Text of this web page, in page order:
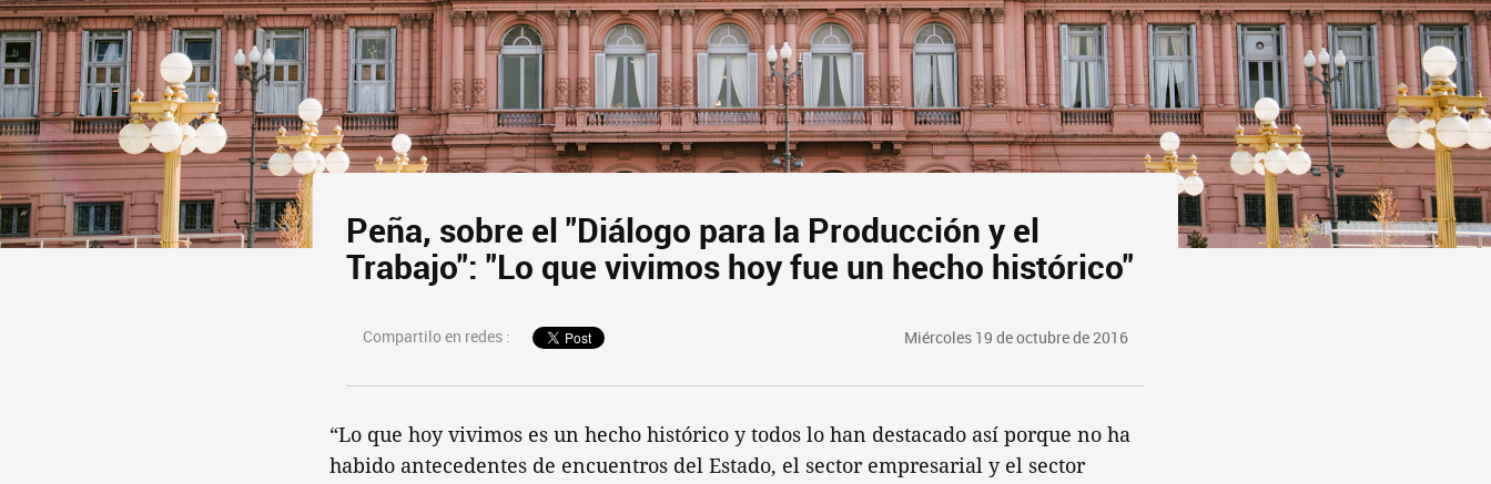
Peña, sobre el "Diálogo para la Producción y el
Trabajo": "Lo que vivimos hoy fue un hecho histórico"
Compartilo en redes : Miércoles 19 de octubre de 2016
“Lo que hoy vivimos es un hecho histórico y todos lo han destacado así porque no ha
habido antecedentes de encuentros del Estado, el sector empresarial y el sector